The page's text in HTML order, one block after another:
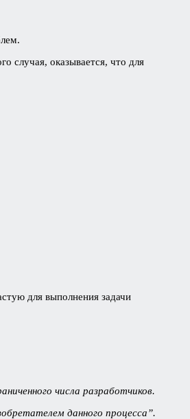
случая, оказывается, что для
для выполнения задачи
числа разработчиков.
данного процесса”.